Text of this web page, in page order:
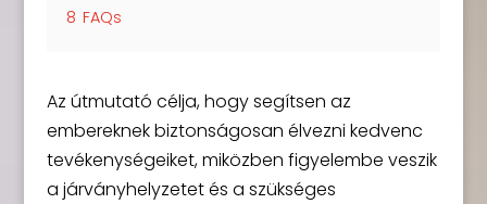
8 FAQs
Az útmutató célja, hogy segítsen az
embereknek biztonságosan élvezni kedvenc
tevékenységeiket, miközben figyelembe veszik
a járványhelyzetet és a szükséges